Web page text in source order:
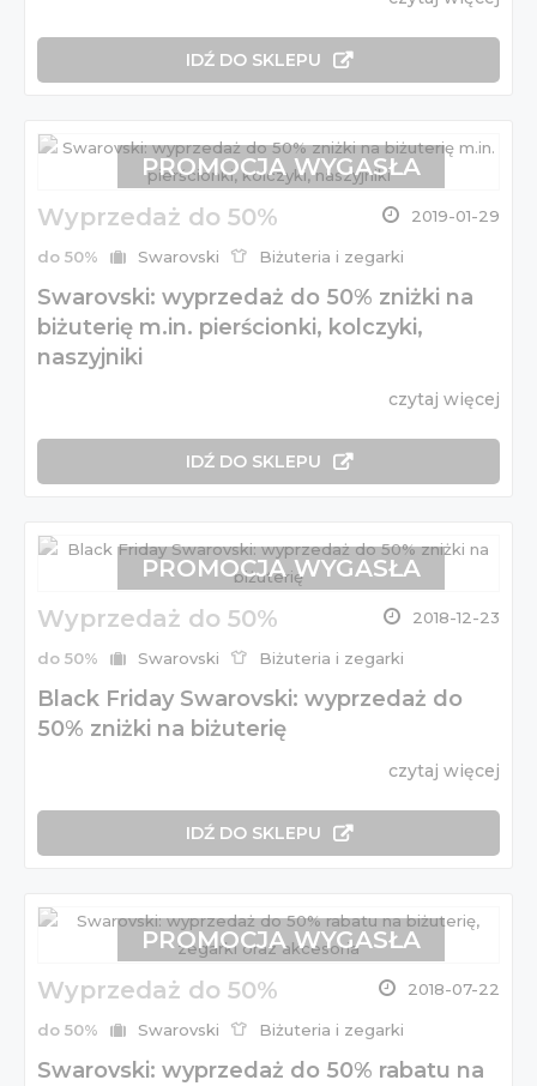
IDŹ DO SKLEPU
Wyprzedaż do 50% 2019-01-29
do 50% Swarovski Biżuteria i zegarki
Swarovski: wyprzedaż do 50% zniżki na
biżuterię m.in. pierścionki, kolczyki,
naszyjniki
czytaj więcej
IDŹ DO SKLEPU
PROMOCJA WYGASŁA
Wyprzedaż do 50% 2018-12-23
do 50% Swarovski Biżuteria i zegarki
Black Friday Swarovski: wyprzedaż do
50% zniżki na biżuterię
czytaj więcej
IDŹ DO SKLEPU
PROMOCJA WYGASŁA
Wyprzedaż do 50% 2018-07-22
do 50% Swarovski Biżuteria i zegarki
Swarovski: wyprzedaż do 50% rabatu na
PROMOCJA WYGASŁA